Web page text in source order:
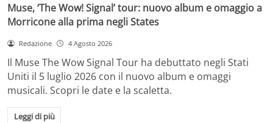
Muse, ‘The Wow! Signal’ tour: nuovo album e omaggio a
Morricone alla prima negli States
Redazione 4 Agosto 2026
Il Muse The Wow Signal Tour ha debuttato negli Stati
Uniti il 5 luglio 2026 con il nuovo album e omaggi
musicali. Scopri le date e la scaletta.
Leggi di più